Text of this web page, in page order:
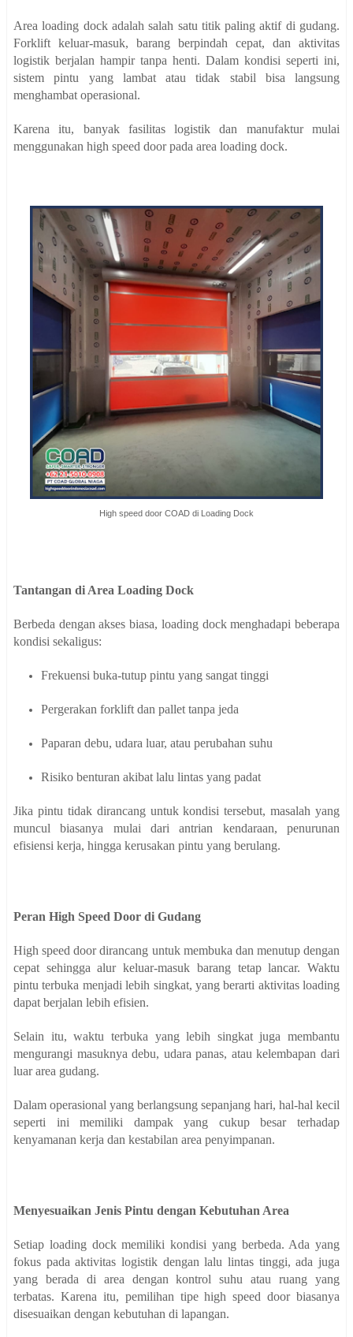
Area loading dock adalah salah satu titik paling aktif di gudang.
Forklift keluar-masuk, barang berpindah cepat, dan aktivitas
logistik berjalan hampir tanpa henti. Dalam kondisi seperti ini,
sistem pintu yang lambat atau tidak stabil bisa langsung
menghambat operasional.
Karena itu, banyak fasilitas logistik dan manufaktur mulai
menggunakan high speed door pada area loading dock.
High speed door COAD di Loading Dock
Tantangan di Area Loading Dock
Berbeda dengan akses biasa, loading dock menghadapi beberapa
kondisi sekaligus:
Frekuensi buka-tutup pintu yang sangat tinggi
Pergerakan forklift dan pallet tanpa jeda
Paparan debu, udara luar, atau perubahan suhu
Risiko benturan akibat lalu lintas yang padat
Jika pintu tidak dirancang untuk kondisi tersebut, masalah yang
muncul biasanya mulai dari antrian kendaraan, penurunan
efisiensi kerja, hingga kerusakan pintu yang berulang.
Peran High Speed Door di Gudang
High speed door dirancang untuk membuka dan menutup dengan
cepat sehingga alur keluar-masuk barang tetap lancar. Waktu
pintu terbuka menjadi lebih singkat, yang berarti aktivitas loading
dapat berjalan lebih efisien.
Selain itu, waktu terbuka yang lebih singkat juga membantu
mengurangi masuknya debu, udara panas, atau kelembapan dari
luar area gudang.
Dalam operasional yang berlangsung sepanjang hari, hal-hal kecil
seperti ini memiliki dampak yang cukup besar terhadap
kenyamanan kerja dan kestabilan area penyimpanan.
Menyesuaikan Jenis Pintu dengan Kebutuhan Area
Setiap loading dock memiliki kondisi yang berbeda. Ada yang
fokus pada aktivitas logistik dengan lalu lintas tinggi, ada juga
yang berada di area dengan kontrol suhu atau ruang yang
terbatas. Karena itu, pemilihan tipe high speed door biasanya
disesuaikan dengan kebutuhan di lapangan.